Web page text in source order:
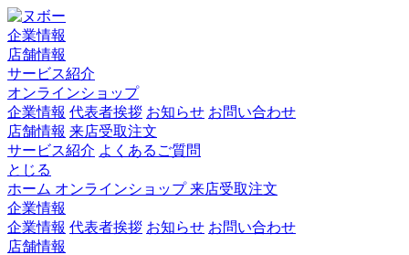
企業情報
店舗情報
サービス紹介
オンラインショップ
企業情報 代表者挨拶 お知らせ お問い合わせ
店舗情報 来店受取注文
サービス紹介 よくあるご質問
とじる
ホーム オンラインショップ来店受取注文
企業情報
企業情報 代表者挨拶 お知らせ お問い合わせ
店舗情報